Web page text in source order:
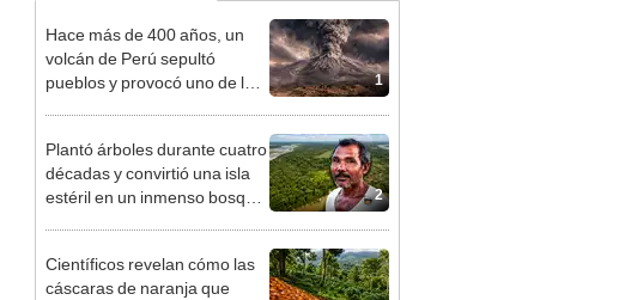
1
Hace más de 400 años, un
volcán de Perú sepultó
pueblos y provocó uno de los
2
Plantó árboles durante cuatro
décadas y convirtió una isla
estéril en un inmenso bosque:
Científicos revelan cómo las
cáscaras de naranja que